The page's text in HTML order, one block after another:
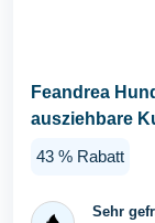
Feandrea
ausziehbare
43 % Rabatt
Sehr